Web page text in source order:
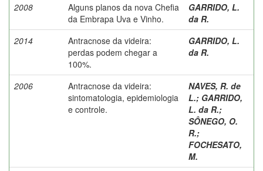
2008
Alguns planos da nova Chefia
da Embrapa Uva e Vinho.
GARRIDO, L.
da R.
2014
Antracnose da videira:
perdas podem chegar a
100%.
GARRIDO, L.
da R.
2006
Antracnose da videira:
sintomatologia, epidemiologia
e controle.
NAVES, R. de
L.; GARRIDO,
L. da R.;
SÔNEGO, O.
R.;
FOCHESATO,
M.